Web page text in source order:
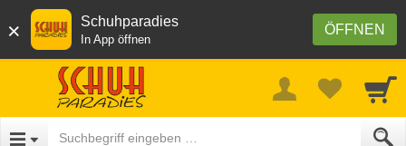
× ÖFFNEN
Schuhparadies
In App öffnen